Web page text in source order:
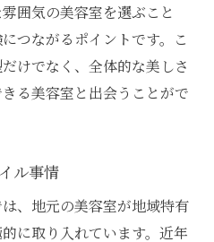
囲気の美容室を選ぶこと
つながるポイントです。こ
けでなく、全体的な美しさ
る美容室と出会うことがで
ル事情
、地元の美容室が地域特有
に取り入れています。近年